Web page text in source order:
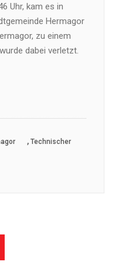
Uhr, kam es in
Hermagor
zu einem
dabei verletzt.
, Technischer